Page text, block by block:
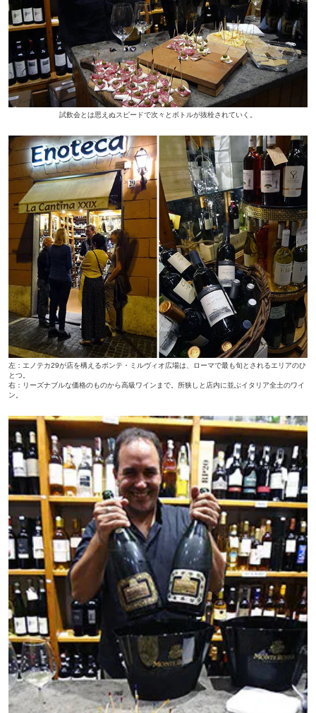
試飲会とは思えぬスピードで次々とボトルが抜栓されていく。
左：エノテカ29が店を構えるポンテ・ミルヴィオ広場は、ローマで最も旬とされるエリアのひ
とつ。
右：リーズナブルな価格のものから高級ワインまで。所狭しと店内に並ぶイタリア全土のワイ
ン。